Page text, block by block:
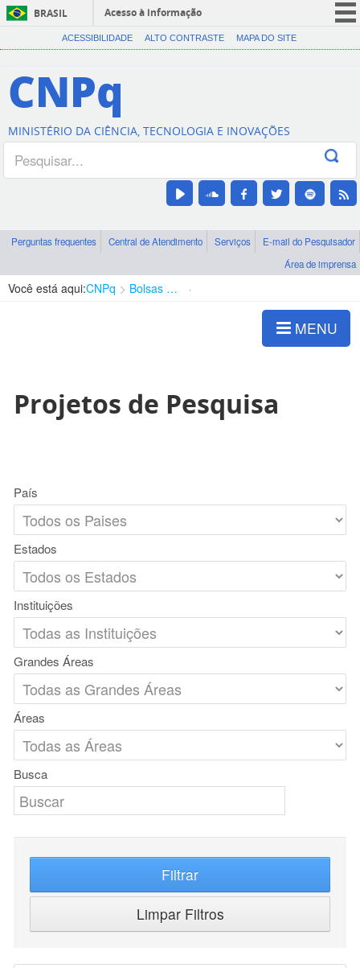
BRASIL
Acesso à informação
CORONAVÍRUS (COVID-19)
Canais
ACESSIBILIDADE ALTO CONTRASTE MAPA DO SITE
CNPq
MINISTÉRIO DA CIÊNCIA, TECNOLOGIA E INOVAÇÕES
Perguntas frequentes Central de Atendimento Serviços
E-mail do Pesquisador
Área de imprensa
Você está aqui:CNPq Bolsas e Auxílios Vigentes
MENU
Projetos de Pesquisa
País
Estados
Instituições
Grandes Áreas
Áreas
Busca
Filtrar
Limpar Filtros